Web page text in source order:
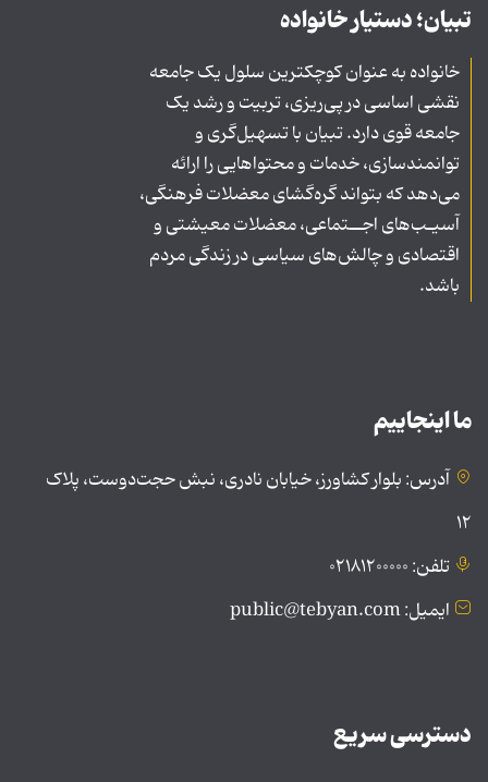
تبیان؛ دستیار خانواده
خانواده به عنوان کوچکترین سلول یک جامعه
نقشی اساسی در پی‌ریزی، تربیت و رشد یک
جامعه قوی دارد. تبیان با تسهیل‌گری و
توانمندسازی، خدمات و محتواهایی را ارائه
می‌دهد که بتواند گره‌گشای معضلات فرهنگی،
آسیـب‌های اجــتماعی، معضلات معیشتی و
اقتصادی و چالش‌های سیاسی در زندگی مردم
باشد.
ما اینجاییم
آدرس: بلوار کشاورز، خیابان نادری، نبش حجت‌دوست، پلاک
۱۲
تلفن: ۰۲۱۸۱۲۰۰۰۰۰
ایمیل: public@tebyan.com
دسترسی سریع